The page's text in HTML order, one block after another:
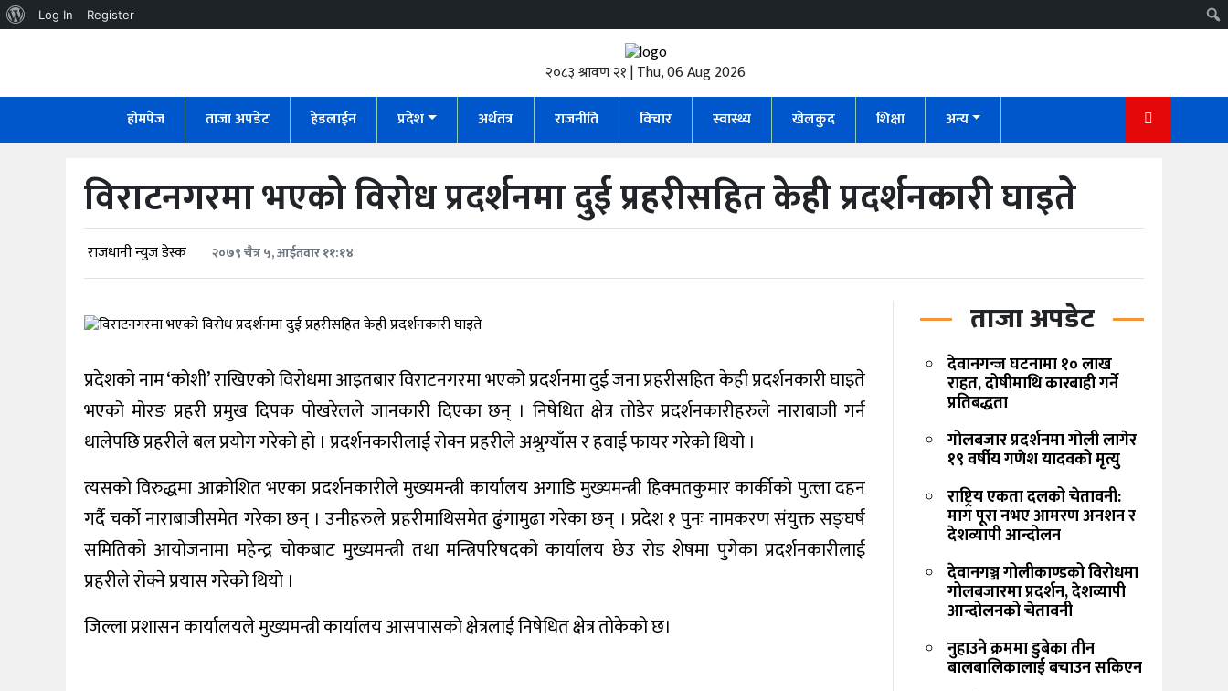
About
Log In Register
२०८३ श्रावण २१ | Thu, 06 Aug 2026
होमपेज
ताजा अपडेट हेडलाईन प्रदेश अर्थतंत्र राजनीति विचार स्वास्थ्य खेलकुद शिक्षा अन्य
विराटनगरमा भएको विरोध प्रदर्शनमा दुई प्रहरीसहित केही प्रदर्शनकारी घाइते
राजधानी न्युज डेस्क २०७९ चैत्र ५, आईतवार ११:१४
प्रदेशको नाम ‘कोशी’ राखिएको विरोधमा आइतबार विराटनगरमा भएको प्रदर्शनमा दुई जना प्रहरीसहित केही प्रदर्शनकारी घाइते
भएको मोरङ प्रहरी प्रमुख दिपक पोखरेलले जानकारी दिएका छन् । निषेधित क्षेत्र तोडेर प्रदर्शनकारीहरुले नाराबाजी गर्न
थालेपछि प्रहरीले बल प्रयोग गरेको हो । प्रदर्शनकारीलाई रोक्न प्रहरीले अश्रुग्याँस र हवाई फायर गरेको थियो ।
त्यसको विरुद्धमा आक्रोशित भएका प्रदर्शनकारीले मुख्यमन्त्री कार्यालय अगाडि मुख्यमन्त्री हिक्मतकुमार कार्कीको पुत्ला दहन
गर्दै चर्को नाराबाजीसमेत गरेका छन् । उनीहरुले प्रहरीमाथिसमेत ढुंगामुढा गरेका छन् । प्रदेश १ पुनः नामकरण संयुक्त सङ्घर्ष
समितिको आयोजनामा महेन्द्र चोकबाट मुख्यमन्त्री तथा मन्त्रिपरिषदको कार्यालय छेउ रोड शेषमा पुगेका प्रदर्शनकारीलाई
प्रहरीले रोक्ने प्रयास गरेको थियो ।
जिल्ला प्रशासन कार्यालयले मुख्यमन्त्री कार्यालय आसपासको क्षेत्रलाई निषेधित क्षेत्र तोकेको छ।
ताजा अपडेट
देवानगन्ज घटनामा १० लाख
राहत, दोषीमाथि कारबाही गर्ने
प्रतिबद्धता
गोलबजार प्रदर्शनमा गोली लागेर
१९ वर्षीय गणेश यादवको मृत्यु
राष्ट्रिय एकता दलको चेतावनी:
माग पूरा नभए आमरण अनशन र
देशव्यापी आन्दोलन
देवानगञ्ज गोलीकाण्डको विरोधमा
गोलबजारमा प्रदर्शन, देशव्यापी
आन्दोलनको चेतावनी
नुहाउने क्रममा डुबेका तीन
बालबालिकालाई बचाउन सकिएन